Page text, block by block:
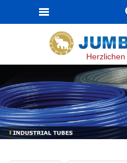
Herzlichen